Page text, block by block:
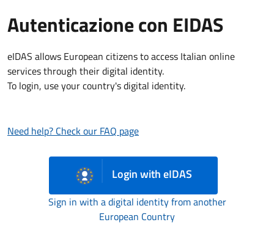
Autenticazione con EIDAS
eIDAS allows European citizens to access Italian online
services through their digital identity.
To login, use your country's digital identity.
Need help? Check our FAQ page
Login with eIDAS
Sign in with a digital identity from another
European Country